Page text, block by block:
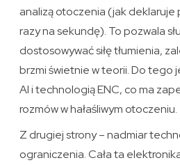
analizą otoczenia (jak
razy na sekundę). To pozwala
dostosowywać siłę tłumienia,
brzmi świetnie w teorii. Do tego
AI i technologią ENC, co ma
rozmów w hałaśliwym otoczeniu.
Z drugiej strony – nadmiar
ograniczenia. Cała ta